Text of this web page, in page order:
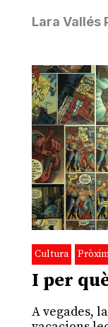
Lara Vallés
Cultura
I per
A vegades,